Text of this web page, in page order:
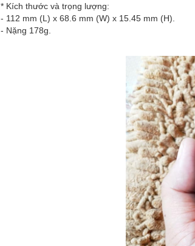
* Kích thước và trọng lượng:
- 112 mm (L) x 68.6 mm (W) x 15.45 mm (H).
- Nặng 178g.